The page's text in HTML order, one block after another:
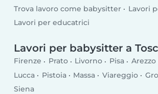
Trova lavoro come babysitter
Lavori
Lavori per educatrici
Lavori per babysitter a
Firenze Prato Livorno Pisa
Arezzo
Lucca
Pistoia Massa Viareggio
Siena